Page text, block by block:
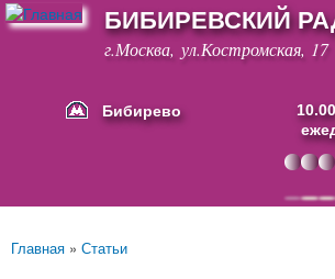
Перейти к
основному
содержанию
БИБИРЕВСКИЙ
г.Москва, ул.Костромская, 17
Бибирево
Основные ссылки
Вы здесь
Главная » Статьи